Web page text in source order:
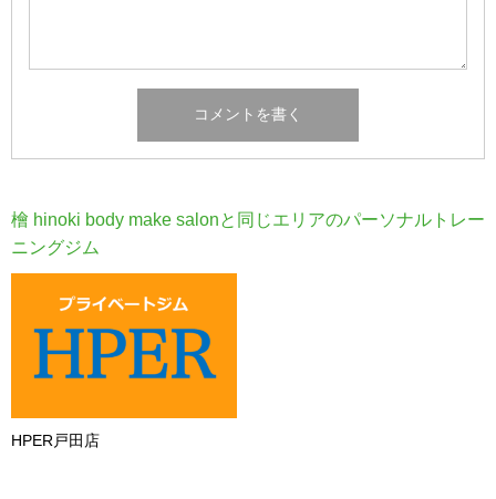
檜 hinoki body make salonと同じエリアのパーソナルトレー
ニングジム
HPER戸田店